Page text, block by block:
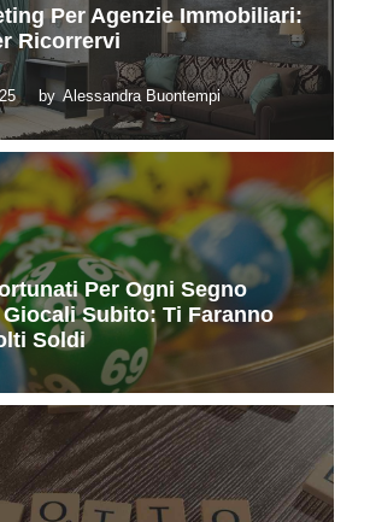
Per Agenzie Immobiliari:
Ricorrervi
by Alessandra Buontempi
Per Ogni Segno
Subito: Ti Faranno
Soldi